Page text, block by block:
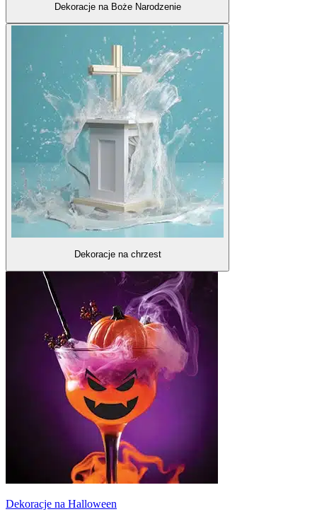
Dekoracje na Boże Narodzenie
Dekoracje na chrzest
Dekoracje na Halloween